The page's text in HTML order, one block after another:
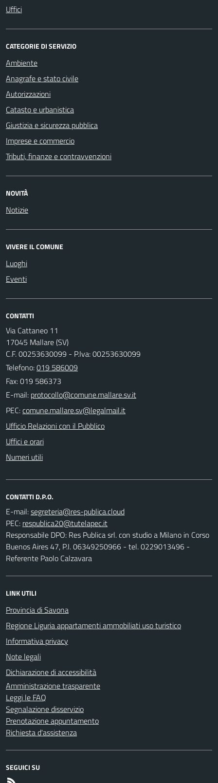
Uffici
CATEGORIE DI SERVIZIO
Ambiente
Anagrafe e stato civile
Autorizzazioni
Catasto e urbanistica
Giustizia e sicurezza pubblica
Imprese e commercio
Tributi, finanze e contravvenzioni
NOVITÀ
Notizie
VIVERE IL COMUNE
Luoghi
Eventi
CONTATTI
Via Cattaneo 11
17045 Mallare (SV)
C.F. 00253630099 - P.Iva: 00253630099
Telefono:019 586009
Fax: 019 586373
E-mail:
PEC:
Ufficio Relazioni con il Pubblico
Uffici e orari
Numeri utili
CONTATTI D.P.O.
E-mail:
PEC:
Responsabile DPO: Res Publica srl. con studio a Milano in Corso
Buenos Aires 47, P.I. 06349250966 - tel. 0229013496 -
Referente Paolo Calzavara
LINK UTILI
Provincia di Savona
Regione Liguria appartamenti ammobiliati uso turistico
Informativa privacy
Note legali
Dichiarazione di accessibilità
Amministrazione trasparente
Leggi le FAQ
Segnalazione disservizio
Prenotazione appuntamento
Richiesta d'assistenza
SEGUICI SU